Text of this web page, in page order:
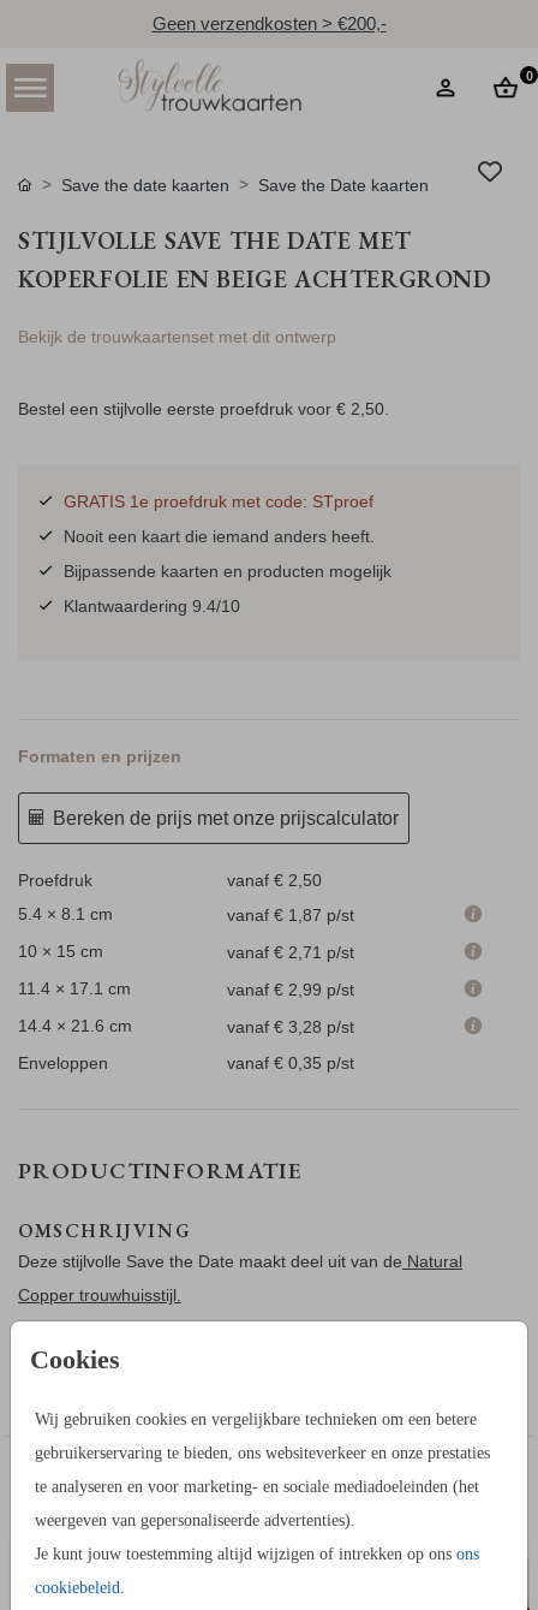
Geen verzendkosten > €200,-
0
Cookies
Wij gebruiken cookies en vergelijkbare technieken om een betere
gebruikerservaring te bieden, ons websiteverkeer en onze prestaties
te analyseren en voor marketing- en sociale mediadoeleinden (het
weergeven van gepersonaliseerde advertenties).
Je kunt jouw toestemming altijd wijzigen of intrekken op ons ons
cookiebeleid
Save the date kaarten Save the Date kaarten
STIJLVOLLE SAVE THE DATE MET
KOPERFOLIE EN BEIGE ACHTERGROND
Bekijk de trouwkaartenset met dit ontwerp
Bestel een stijlvolle eerste proefdruk voor € 2,50.
GRATIS 1e proefdruk met code: STproef
Nooit een kaart die iemand anders heeft.
Bijpassende kaarten en producten mogelijk
Klantwaardering 9.4/10
Formaten en prijzen
Bereken de prijs met onze prijscalculator
Proefdruk
vanaf € 2,50
5.4 × 8.1 cm
vanaf € 1,87 p/st
10 × 15 cm
vanaf € 2,71 p/st
11.4 × 17.1 cm
vanaf € 2,99 p/st
14.4 × 21.6 cm
vanaf € 3,28 p/st
Enveloppen
vanaf € 0,35 p/st
PRODUCTINFORMATIE
OMSCHRIJVING
Deze stijlvolle Save the Date maakt deel uit van de Natural
Copper trouwhuisstijl.
Een stijlvolle Save the Date met koperfolie en beige
sturen om te laten weten wanneer jullie gaan trouwen. Alle
aspecten aan deze kaart kunnen worden aangepast. Wil je
meer kaarten in deze stijl? We hebben een hele collectie
genaamd Natural Copper.
HOE WERKT HET?
IN DEZELFDE STIJL KUN JE DIT OOK
BESTELLEN